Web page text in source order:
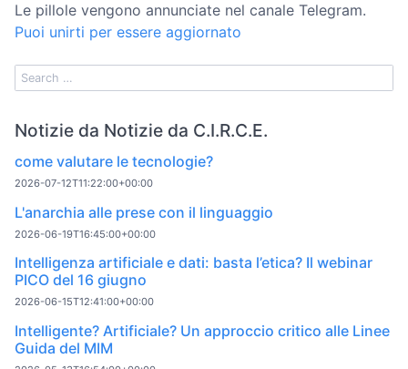
Le pillole vengono annunciate nel canale Telegram.
Puoi unirti per essere aggiornato
Notizie da Notizie da C.I.R.C.E.
come valutare le tecnologie?
2026-07-12T11:22:00+00:00
L'anarchia alle prese con il linguaggio
2026-06-19T16:45:00+00:00
Intelligenza artificiale e dati: basta l’etica? Il webinar
PICO del 16 giugno
2026-06-15T12:41:00+00:00
Intelligente? Artificiale? Un approccio critico alle Linee
Guida del MIM